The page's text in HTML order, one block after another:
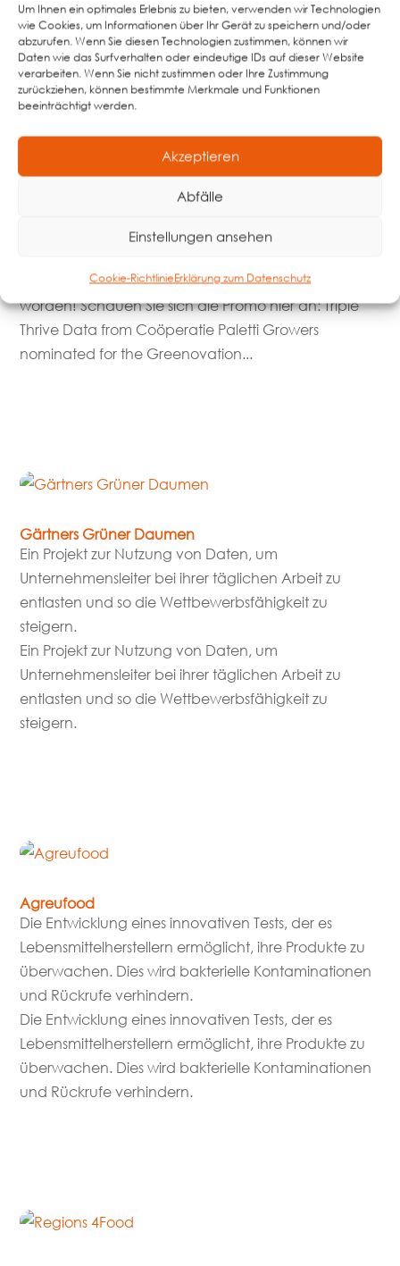
Um Ihnen ein optimales Erlebnis zu bieten, verwenden wir Technologien
wie Cookies, um Informationen über Ihr Gerät zu speichern und/oder
abzurufen. Wenn Sie diesen Technologien zustimmen, können wir
Daten wie das Surfverhalten oder eindeutige IDs auf dieser Website
verarbeiten. Wenn Sie nicht zustimmen oder Ihre Zustimmung
zurückziehen, können bestimmte Merkmale und Funktionen
beeinträchtigt werden.
Akzeptieren
Abfälle
Einstellungen ansehen
Cookie-RichtlinieErklärung zum Datenschutz
Erfolgreich abgeschlossene Projekte
Drohnen-, Sensor- und Satellitendaten für einen
Holland Greenovation Award 2023 nominiert
worden! Schauen Sie sich die Promo hier an: Triple
Thrive Data from Coöperatie Paletti Growers
nominated for the Greenovation...
Gärtners Grüner Daumen
Ein Projekt zur Nutzung von Daten, um
Unternehmensleiter bei ihrer täglichen Arbeit zu
entlasten und so die Wettbewerbsfähigkeit zu
steigern.
Ein Projekt zur Nutzung von Daten, um
Unternehmensleiter bei ihrer täglichen Arbeit zu
entlasten und so die Wettbewerbsfähigkeit zu
steigern.
Agreufood
Die Entwicklung eines innovativen Tests, der es
Lebensmittelherstellern ermöglicht, ihre Produkte zu
überwachen. Dies wird bakterielle Kontaminationen
und Rückrufe verhindern.
Die Entwicklung eines innovativen Tests, der es
Lebensmittelherstellern ermöglicht, ihre Produkte zu
überwachen. Dies wird bakterielle Kontaminationen
und Rückrufe verhindern.